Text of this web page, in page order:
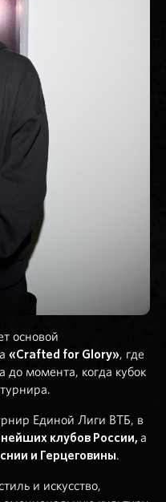
основой
«Crafted for Glory», где
до момента, когда кубок
Единой Лиги ВТБ, в
клубов России,а
и Герцеговины.
и искусство,